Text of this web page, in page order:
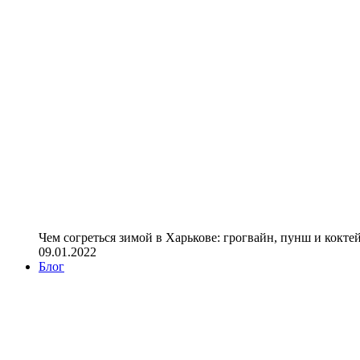
Чем согреться зимой в Харькове: грогвайн, пунш и
09.01.2022
Блог